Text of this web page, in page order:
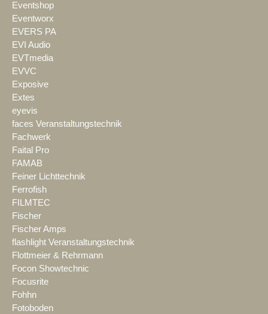
Eventshop
Eventworx
EVERS PA
EVI Audio
EVTmedia
EVVC
Exposive
Extes
eyevis
faces Veranstaltungstechnik
Fachwerk
Faital Pro
FAMAB
Feiner Lichttechnik
Ferrofish
FILMTEC
Fischer
Fischer Amps
flashlight Veranstaltungstechnik
Flottmeier & Rehrmann
Focon Showtechnic
Focusrite
Fohhn
Fotoboden